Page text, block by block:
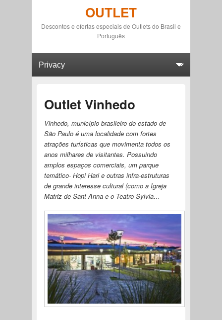
OUTLET
Descontos e ofertas especiais de Outlets do Brasil e
Português
Outlet Vinhedo
Vinhedo, município brasileiro do estado de
São Paulo é uma localidade com fortes
atrações turísticas que movimenta todos os
anos milhares de visitantes. Possuindo
amplos espaços comerciais, um parque
temático- Hopi Hari e outras infra-estruturas
de grande interesse cultural (como a Igreja
Matriz de Sant Anna e o Teatro Sylvia…